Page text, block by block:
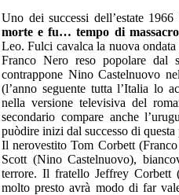
Uno dei successi dell’estate
morte e fu… tempo di massacro
Leo. Fulci cavalca la nuova
Franco Nero reso popolare dal
contrappone Nino Castelnuovo
(l’anno seguente tutta l’Italia lo
nella versione televisiva del
secondario compare anche
puòdire inizi dal successo di
Il nerovestito Tom Corbett
Scott (Nino Castelnuovo),
terrore. Il fratello Jeffrey Corbett
molto presto avrà modo di far